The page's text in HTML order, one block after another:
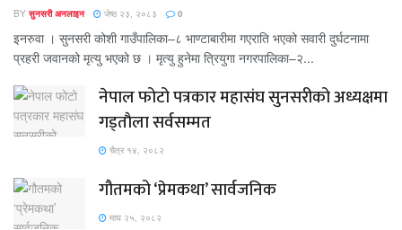
BY सुनसरी अनलाइन जेष्ठ २३, २०८३ 0
इनरुवा । सुनसरी कोशी गाउँपालिका–८ भाण्टाबारीमा गएराति भएको सवारी दुर्घटनामा
प्रहरी जवानको मृत्यु भएको छ । मृत्यु हुनेमा त्रियुगा नगरपालिका–२...
नेपाल फोटो पत्रकार महासंघ सुनसरीको अध्यक्षमा
गड्ताैला सर्वसम्मत
चैत्र १४, २०८२
गौतमको ‘प्रेमकथा’ सार्वजनिक
माघ २५, २०८२